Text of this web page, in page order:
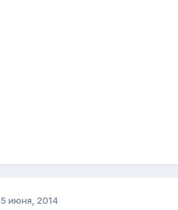
5 июня, 2014